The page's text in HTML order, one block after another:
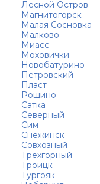
Лесной Остров
Магнитогорск
Малая Сосновка
Малково
Миасс
Моховички
Новобатурино
Петровский
Пласт
Рощино
Сатка
Северный
Сим
Снежинск
Совхозный
Трёхгорный
Троицк
Тургояк